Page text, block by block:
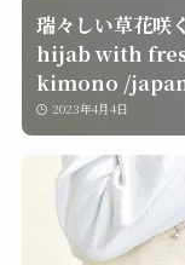
瑞々しい草花
hijab with
kimono /
2023年4月4日